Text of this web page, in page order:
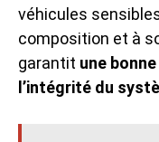
véhicules
composition et à
garantit une
l’intégrité du